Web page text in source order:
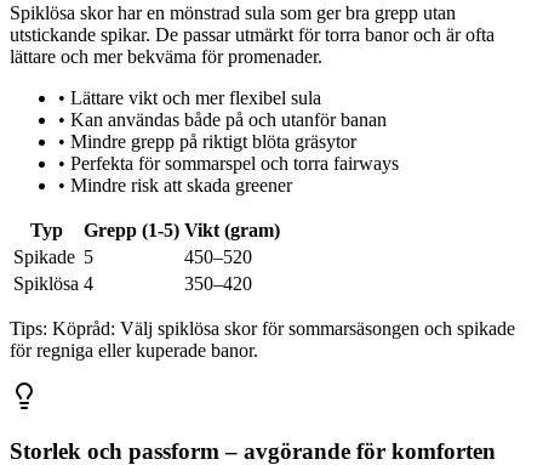
Spiklösa skor har en mönstrad sula som ger bra grepp utan
utstickande spikar. De passar utmärkt för torra banor och är ofta
lättare och mer bekväma för promenader.
• Lättare vikt och mer flexibel sula
• Kan användas både på och utanför banan
• Mindre grepp på riktigt blöta gräsytor
• Perfekta för sommarspel och torra fairways
• Mindre risk att skada greener
Typ Grepp (1-5) Vikt (gram)
Spikade 5
450–520
Spiklösa 4 350–420
Tips: Köpråd: Välj spiklösa skor för sommarsäsongen och spikade
för regniga eller kuperade banor.
Storlek och passform – avgörande för komforten